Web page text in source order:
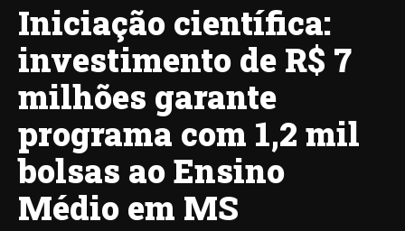
Iniciação científica:
investimento de R$ 7
milhões garante
programa com 1,2 mil
bolsas ao Ensino
Médio em MS